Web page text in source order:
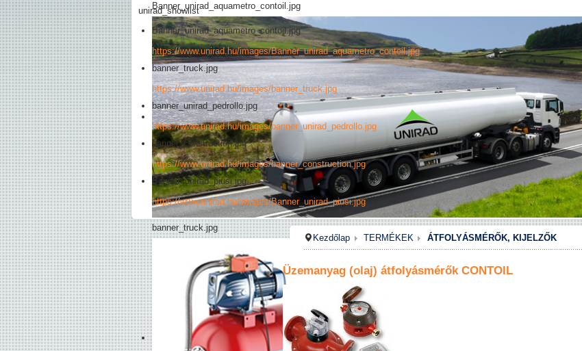
Banner_unirad_aquametro_contoil.jpg
banner_truck.jpg
unirad_showlist
Banner_unirad_aquametro_contoil.jpg
https://www.unirad.hu/images/Banner_unirad_aquametro_contoil.jpg
banner_truck.jpg
https://www.unirad.hu/images/banner_truck.jpg
banner_unirad_pedrollo.jpg
https://www.unirad.hu/images/banner_unirad_pedrollo.jpg
banner_construction.jpg
https://www.unirad.hu/images/banner_construction.jpg
Banner_unirad_piusi.jpg
https://www.unirad.hu/images/Banner_unirad_piusi.jpg
Kezdőlap TERMÉKEK ÁTFOLYÁSMÉRŐK, KIJELZŐK
Üzemanyag (olaj) átfolyásmérők CONTOIL